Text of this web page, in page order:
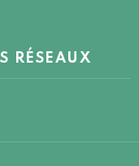
RÉSEAUX